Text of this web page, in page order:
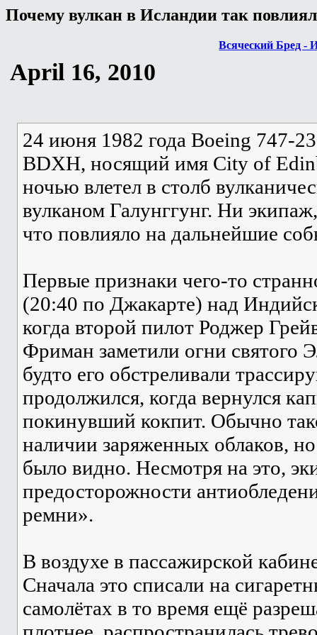
Почему вулкан в Исландии так
Всяческий Бред -
April 16, 2010
24 июня 1982 года Boeing 747-
BDXH, носящий имя City of
ночью влетел в столб
вулканом Галунггунг. Ни
что повлияло на дальнейшие
Первые признаки чего-то
(20:40 по Джакарте) над
когда второй пилот Роджер
Фриман заметили огни святого
будто его обстреливали
продолжился, когда вернулся
покинувший кокпит. Обычно
наличии заряженных облаков,
было видно. Несмотря на это,
предосторожности
ремни».
В воздухе в пассажирской
Сначала это списали на
самолётах в то время ещё